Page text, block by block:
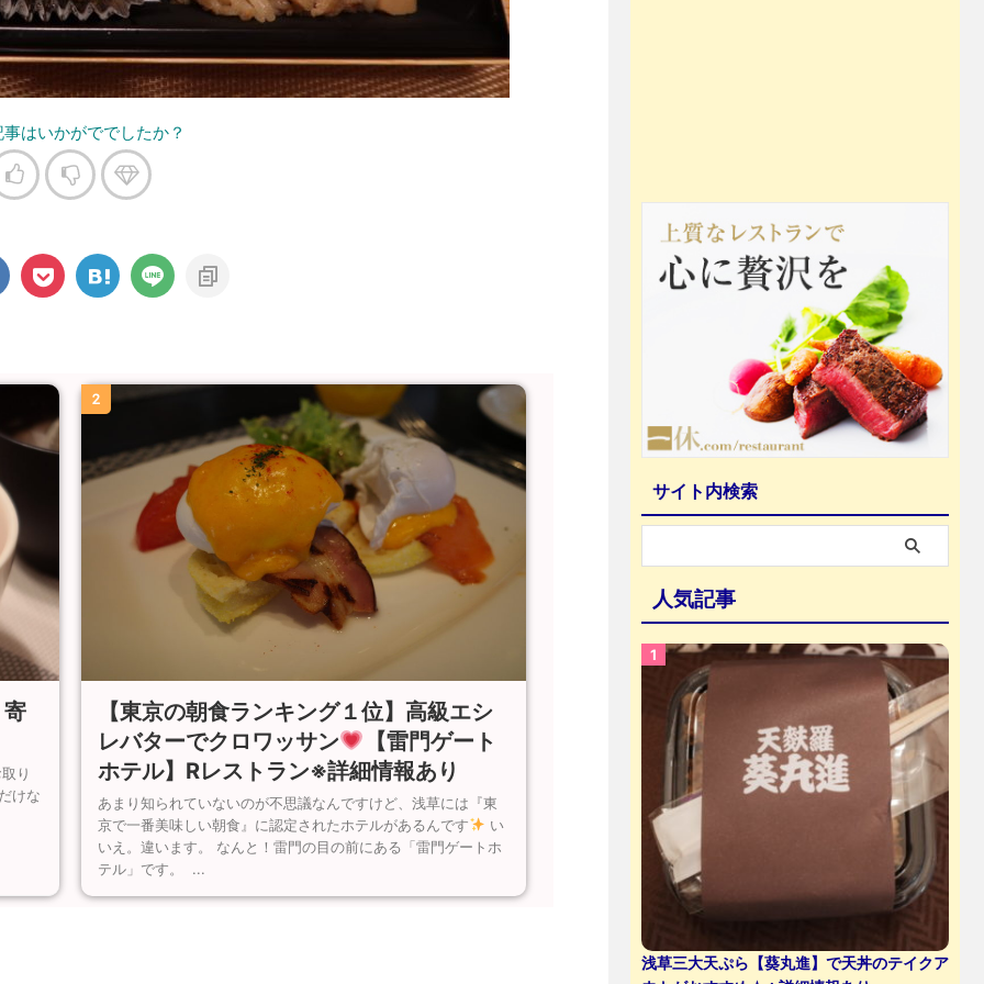
事はいかがででしたか？
り
けな
2
【東京の朝食ランキング１位】高級エシ
レバターでクロワッサン
【雷門ゲート
ホテル】Rレストラン※詳細情報あり
あまり知られていないのが不思議なんですけど、浅草には『東
京で一番美味しい朝食』に認定されたホテルがあるんです
い
いえ。違います。 なんと！雷門の目の前にある「雷門ゲートホ
テル」です。 ...
サイト内検索
人気記事
浅草三大天ぷら【葵丸進】で天丼のテイクア